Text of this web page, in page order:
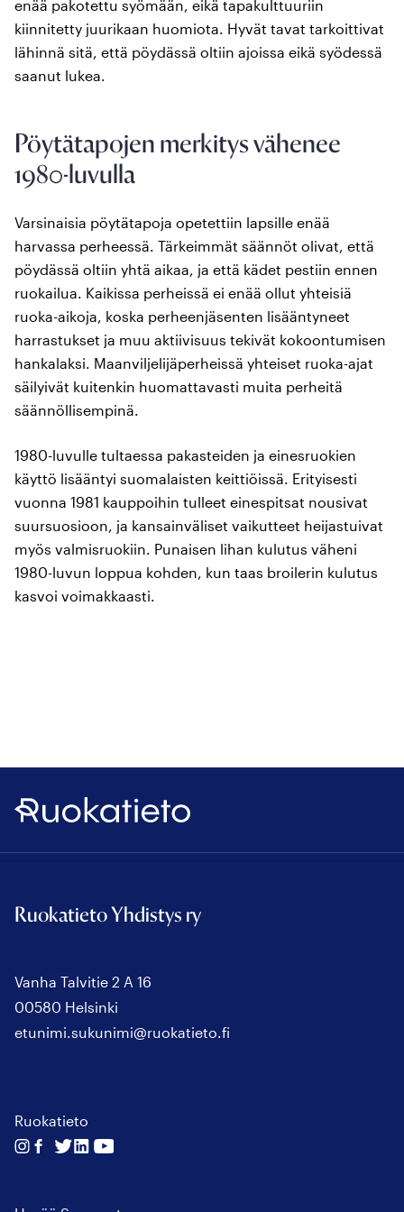
enää pakotettu syömään, eikä tapakulttuuriin
kiinnitetty juurikaan huomiota. Hyvät tavat tarkoittivat
lähinnä sitä, että pöydässä oltiin ajoissa eikä syödessä
saanut lukea.
Pöytätapojen merkitys vähenee
1980-luvulla
Varsinaisia pöytätapoja opetettiin lapsille enää
harvassa perheessä. Tärkeimmät säännöt olivat, että
pöydässä oltiin yhtä aikaa, ja että kädet pestiin ennen
ruokailua. Kaikissa perheissä ei enää ollut yhteisiä
ruoka-aikoja, koska perheenjäsenten lisääntyneet
harrastukset ja muu aktiivisuus tekivät kokoontumisen
hankalaksi. Maanviljelijäperheissä yhteiset ruoka-ajat
säilyivät kuitenkin huomattavasti muita perheitä
säännöllisempinä.
1980-luvulle tultaessa pakasteiden ja einesruokien
käyttö lisääntyi suomalaisten keittiöissä. Erityisesti
vuonna 1981 kauppoihin tulleet einespitsat nousivat
suursuosioon, ja kansainväliset vaikutteet heijastuivat
myös valmisruokiin. Punaisen lihan kulutus väheni
1980-luvun loppua kohden, kun taas broilerin kulutus
kasvoi voimakkaasti.
Ruokatieto
Ruokatieto Yhdistys ry
Vanha Talvitie 2 A 16
00580 Helsinki
etunimi.sukunimi@ruokatieto.fi
Ruokatieto
Seuraa
Seuraa
Seuraa
SeuraaSeuraa